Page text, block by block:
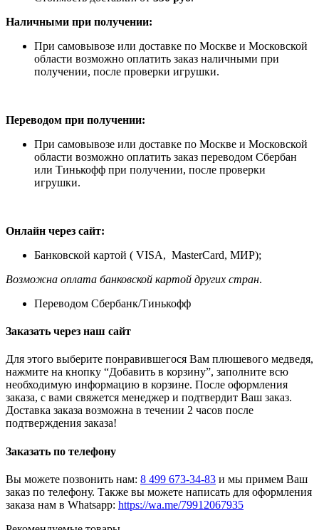
Наличными при получении:
При самовывозе или доставке по Москве и Московской
области возможно оплатить заказ наличными при
получении, после проверки игрушки.
Переводом при получении:
При самовывозе или доставке по Москве и Московской
области возможно оплатить заказ переводом Сбербан
или Тинькофф при получении, после проверки
игрушки.
Онлайн через сайт:
Банковской картой ( VISA, MasterCard, МИР);
Возможна оплата банковской картой других стран.
Переводом Сбербанк/Тинькофф
Заказать через наш сайт
Для этого выберите понравившегося Вам плюшевого медведя,
нажмите на кнопку “Добавить в корзину”, заполните всю
необходимую информацию в корзине. После оформления
заказа, с вами свяжется менеджер и подтвердит Ваш заказ.
Доставка заказа возможна в течении 2 часов после
подтверждения заказа!
Заказать по телефону
Вы можете позвонить нам: 8 499 673-34-83 и мы примем Ваш
заказ по телефону. Также вы можете написать для оформления
заказа нам в Whatsapp: https://wa.me/79912067935